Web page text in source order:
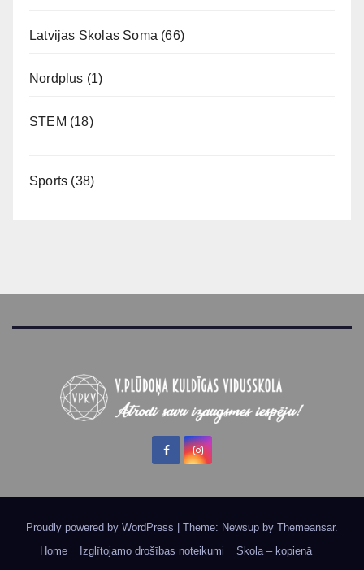
Latvijas Skolas Soma (66)
Nordplus (1)
STEM (18)
Sports (38)
Proudly powered by WordPress Theme: Newsup by Themeansar.
Home
Izglītojamo drošības noteikumi
Skola – kopienā